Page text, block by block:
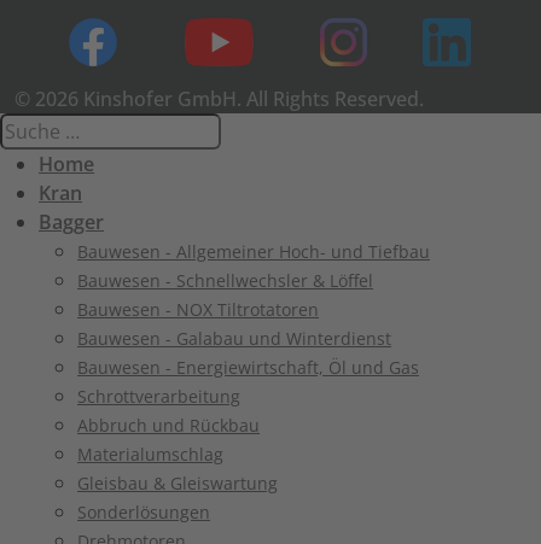
© 2026 Kinshofer GmbH. All Rights Reserved.
Home
Kran
Bagger
Bauwesen - Allgemeiner Hoch- und Tiefbau
Bauwesen - Schnellwechsler & Löffel
Bauwesen - NOX Tiltrotatoren
Bauwesen - Galabau und Winterdienst
Bauwesen - Energiewirtschaft, Öl und Gas
Schrottverarbeitung
Abbruch und Rückbau
Materialumschlag
Gleisbau & Gleiswartung
Sonderlösungen